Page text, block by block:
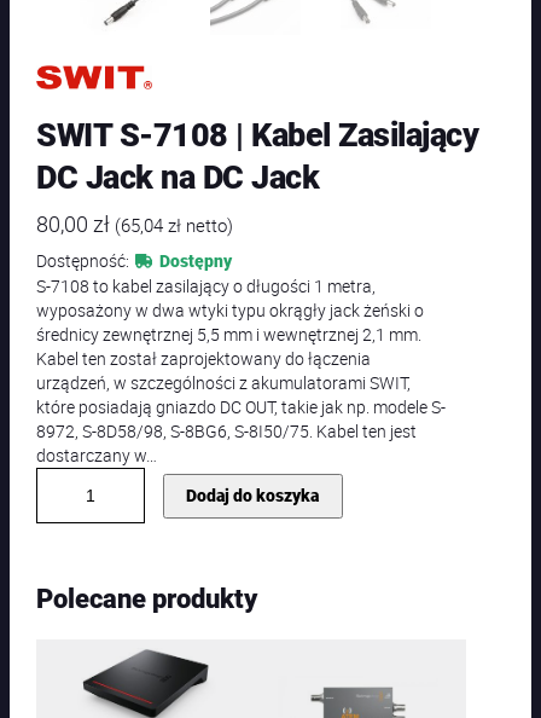
SWIT S-7108 | Kabel Zasilający
DC Jack na DC Jack
80,00 zł (65,04zł netto)
Dostępność:
Dostępny
S-7108 to kabel zasilający o długości 1 metra,
wyposażony w dwa wtyki typu okrągły jack żeński o
średnicy zewnętrznej 5,5 mm i wewnętrznej 2,1 mm.
Kabel ten został zaprojektowany do łączenia
urządzeń, w szczególności z akumulatorami SWIT,
które posiadają gniazdo DC OUT, takie jak np. modele S-
8972, S-8D58/98, S-8BG6, S-8I50/75. Kabel ten jest
dostarczany w…
o
S
Dodaj do koszyka
Polecane produkty